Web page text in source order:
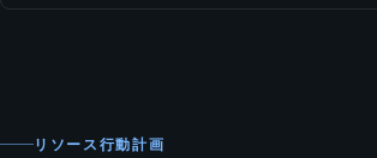
リソース行動計画